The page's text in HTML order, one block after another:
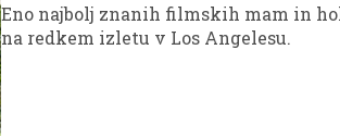
Eno najbolj znanih filmskih mam in
na redkem izletu v Los Angelesu.